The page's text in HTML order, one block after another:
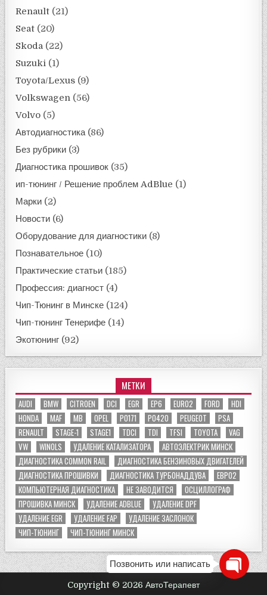
Renault (21)
Seat (20)
Skoda (22)
Suzuki (1)
Toyota/Lexus (9)
Volkswagen (56)
Volvo (5)
Автодиагностика(86)
Без рубрики (3)
Диагностика прошивок (35)
ип-тюнинг / Решение проблем AdBlue (1)
Марки (2)
Новости (6)
Оборудование для диагностики (8)
Познавательное (10)
Практические статьи (185)
Профессия: диагност (4)
Чип-Тюнинг в Минске (124)
Чип-тюнинг Тенерифе (14)
Экотюнинг (92)
МЕТКИ
AUDI BMW CITROEN DCI EGR EP6 EURO2 FORD
HDI
HONDA
MAF MB OPEL P0171 P0420 PEUGEOT
PSA
RENAULT
STAGE-1 STAGE1 TDCI TDI TFSI TOYOTA
VAG
VW
WINOLS УДАЛЕНИЕ КАТАЛИЗАТОРА
АВТОЭЛЕКТРИК МИНСК
ДИАГНОСТИКА COMMON RAIL
ДИАГНОСТИКА БЕНЗИНОВЫХ ДВИГАТЕЛЕЙ
ДИАГНОСТИКА ПРОШИВКИ
ДИАГНОСТИКА ТУРБОНАДДУВА
ЕВРО2
КОМПЬЮТЕРНАЯ ДИАГНОСТИКА
НЕ ЗАВОДИТСЯ
ОСЦИЛЛОГРАФ
ПРОШИВКА МИНСК
УДАЛЕНИЕ ADBLUE
УДАЛЕНИЕ DPF
УДАЛЕНИЕ EGR
УДАЛЕНИЕ FAP
УДАЛЕНИЕ ЗАСЛОНОК
ЧИП-ТЮНИНГ
ЧИП-ТЮНИНГ МИНСК
Copyright © 2026 АвтоТерапевт
Позвонить или написать